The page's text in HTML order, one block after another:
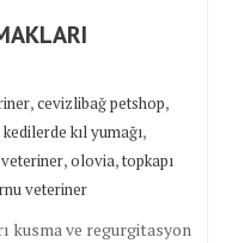
,cevizlibağ petshop,
kedilerde kıl yumağı,
,olovia,topkapı
veteriner
kusma ve regurgitasyon